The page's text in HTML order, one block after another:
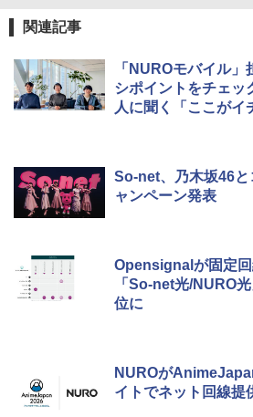
関連記事
「NUROモバイル
シポイントをチェ
人に聞く「ここが
So-net、乃木坂46
ャンペーン発表
Opensignalが固定回
「So-net光/NURO
位に
NUROが
イトでネット回線提